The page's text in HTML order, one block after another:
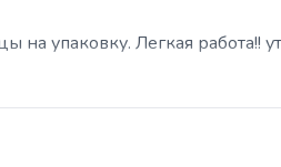
упаковку. Легкая работа!!